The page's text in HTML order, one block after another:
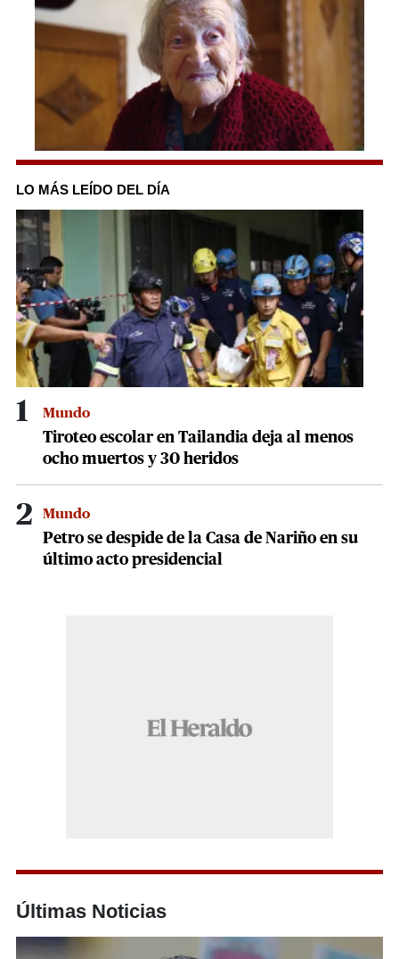
0
of
43
seconds
LO MÁS LEÍDO DEL DÍA
1 Mundo
Tiroteo escolar en Tailandia deja al menos
ocho muertos y 30 heridos
2 Mundo
Petro se despide de la Casa de Nariño en su
último acto presidencial
Últimas Noticias